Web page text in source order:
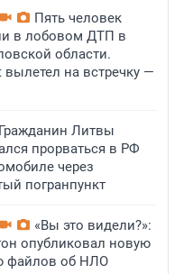
Пять человек
в лобовом ДТП в
области.
вылетел на встречку —
Гражданин Литвы
прорваться в РФ
через
погранпункт
«Вы это видели?»:
опубликовал новую
файлов об НЛО